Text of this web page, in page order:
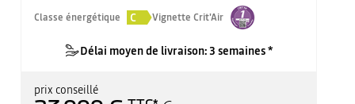
Classe énergétique
C Vignette Crit'Air
Délai moyen de livraison: 3 semaines *
prix conseillé